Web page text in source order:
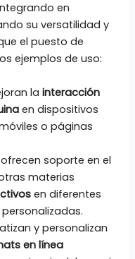
en
su versatilidad y
el puesto de
ejemplos de uso:
lainteracción
en dispositivos
o páginas
ofrecen soporte en el
materias
en diferentes
y personalizan
en línea